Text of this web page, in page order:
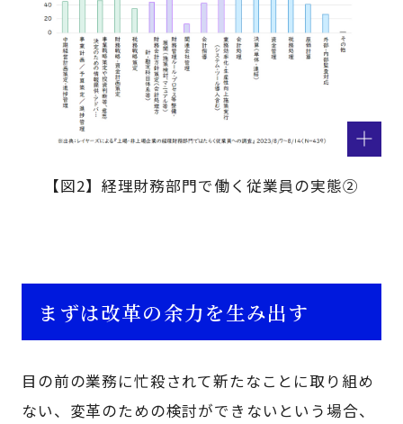
【図2】経理財務部門で働く従業員の実態②
まずは改革の余力を生み出す
目の前の業務に忙殺されて新たなことに取り組め
ない、変革のための検討ができないという場合、